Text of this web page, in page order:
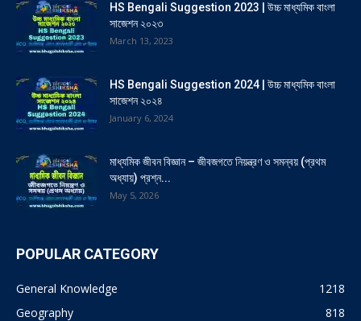
HS Bengali Suggestion 2023 | উচ্চ মাধ্যমিক বাংলা
সাজেশন ২০২৩
March 13, 2023
HS Bengali Suggestion 2024 | উচ্চ মাধ্যমিক বাংলা
সাজেশন ২০২৪
January 6, 2024
মাধ্যমিক জীবন বিজ্ঞান – জীবজগতে নিয়ন্ত্রণ ও সমন্বয় (প্রথম
অধ্যায়) প্রশ্ন...
May 5, 2026
POPULAR CATEGORY
General Knowledge
1218
Geography
818